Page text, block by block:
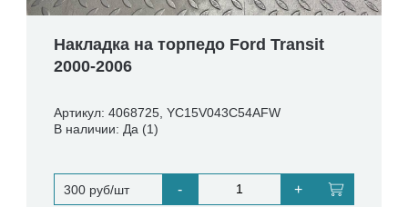
Накладка на торпедо Ford Transit
2000-2006
Артикул: 4068725, YC15V043C54AFW
В наличии: Да (1)
300 руб/шт - +